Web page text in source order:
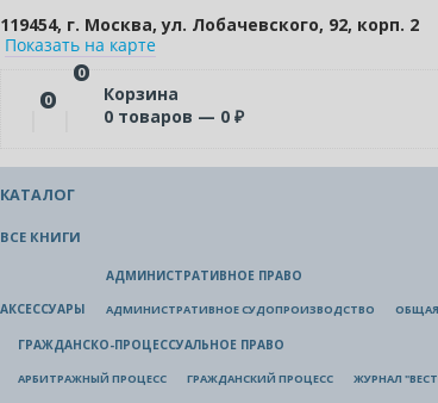
119454, г. Москва, ул. Лобачевского, 92, корп. 2
Показать на карте
0
0
Корзина
0 товаров — 0 ₽
КАТАЛОГ
ВСЕ КНИГИ
АКСЕССУАРЫ
АДМИНИСТРАТИВНОЕ ПРАВО
АДМИНИСТРАТИВНОЕ СУДОПРОИЗВОДСТВО
ГРАЖДАНСКО-ПРОЦЕССУАЛЬНОЕ ПРАВО
АРБИТРАЖНЫЙ ПРОЦЕСС ГРАЖДАНСКИЙ ПРОЦЕСС ЖУРНАЛ